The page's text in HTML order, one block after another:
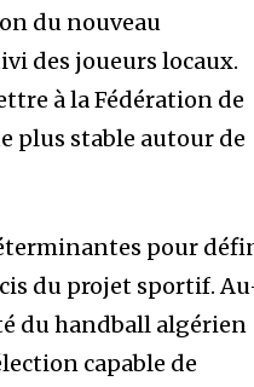
du nouveau
des joueurs locaux.
à la Fédération de
plus stable autour de
pour
du projet sportif.
du handball algérien
capable de